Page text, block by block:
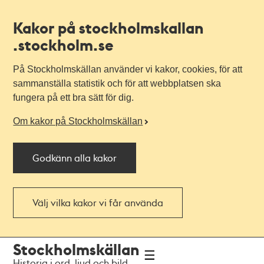
Kakor på stockholmskallan
.stockholm.se
På Stockholmskällan använder vi kakor, cookies, för att
sammanställa statistik och för att webbplatsen ska
fungera på ett bra sätt för dig.
Om kakor på Stockholmskällan
Godkänn alla kakor
Välj vilka kakor vi får använda
navigationen
huvudinnehållet
Stockholmskällan